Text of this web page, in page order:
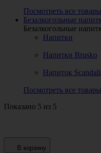
Посмотреть все товары
Безалкогольные
Безалкогольные
Напитки
Напитки Brusko
Напиток
Посмотреть все товары
Показано 5 из 5
В корзину